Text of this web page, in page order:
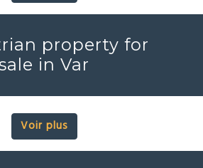
property for
in Var
Voir plus